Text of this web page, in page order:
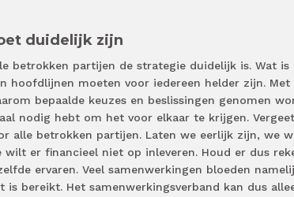
duidelijk zijn
betrokken partijen de strategie duidelijk is. Wat is
hoofdlijnen moeten voor iedereen helder zijn. Met
bepaalde keuzes en beslissingen genomen
nodig hebt om het voor elkaar te krijgen. Vergeet
alle betrokken partijen. Laten we eerlijk zijn, we
er financieel niet op inleveren. Houd er dus
ervaren. Veel samenwerkingen bloeden
bereikt. Het samenwerkingsverband kan dus